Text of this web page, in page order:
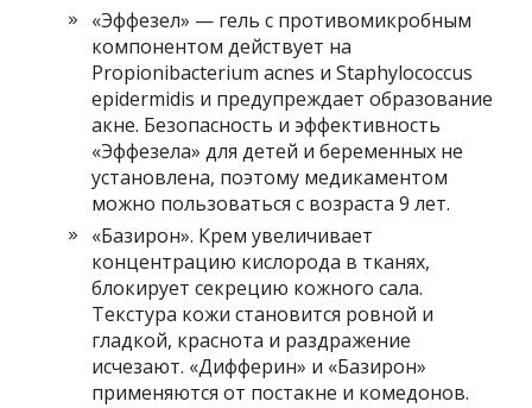
«Эффезел» — гель с противомикробным
компонентом действует на
Propionibacterium acnes и Staphylococcus
epidermidis и предупреждает образование
акне. Безопасность и эффективность
«Эффезела» для детей и беременных не
установлена, поэтому медикаментом
можно пользоваться с возраста 9 лет.
«Базирон». Крем увеличивает
концентрацию кислорода в тканях,
блокирует секрецию кожного сала.
Текстура кожи становится ровной и
гладкой, краснота и раздражение
исчезают. «Дифферин» и «Базирон»
применяются от постакне и комедонов.